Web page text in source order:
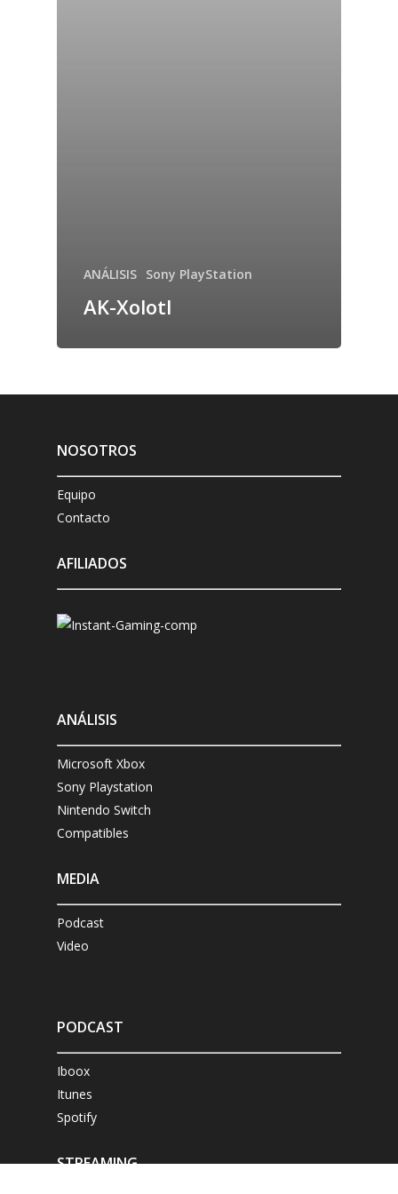
ANÁLISIS Sony PlayStation
AK-Xolotl
NOSOTROS
Equipo
Contacto
AFILIADOS
ANÁLISIS
Microsoft Xbox
Sony Playstation
Nintendo Switch
Compatibles
MEDIA
Podcast
Video
PODCAST
Iboox
Itunes
Spotify
STREAMING